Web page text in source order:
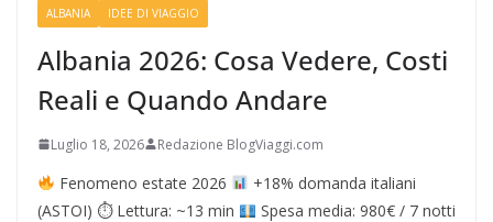
ALBANIA IDEE DI VIAGGIO
Albania 2026: Cosa Vedere, Costi
Reali e Quando Andare
Luglio 18, 2026 Redazione BlogViaggi.com
Fenomeno estate 2026
+18% domanda italiani
(ASTOI) ⏱ Lettura: ~13 min
Spesa media: 980€ / 7 notti